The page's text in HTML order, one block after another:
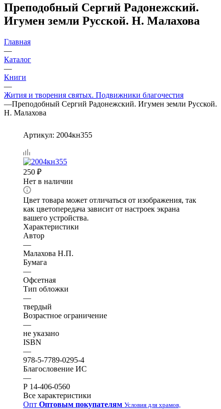
Преподобный Сергий Радонежский.
Игумен земли Русской. Н. Малахова
Главная
—
Каталог
—
Книги
—
Жития и творения святых. Подвижники благочестия
—Преподобный Сергий Радонежский. Игумен земли Русской.
Н. Малахова
Артикул: 2004кн355
250 ₽
Нет в наличии
Цвет товара может отличаться от изображения, так
как цветопередача зависит от настроек экрана
вашего устройства.
Характеристики
Автор
—
Малахова Н.П.
Бумага
—
Офсетная
Тип обложки
—
твердый
Возрастное ограничение
—
не указано
ISBN
—
978-5-7789-0295-4
Благословение ИС
—
Р 14-406-0560
Все характеристики
Опт Оптовым покупателям Условия для храмов,